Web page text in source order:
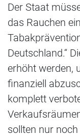
Der Staat
das Rauchen
Deutschland.“
erhöht werden,
finanziell
komplett
sollten nur